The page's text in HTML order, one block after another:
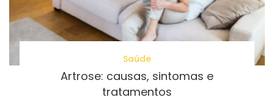
Saúde
Artrose: causas, sintomas e
tratamentos